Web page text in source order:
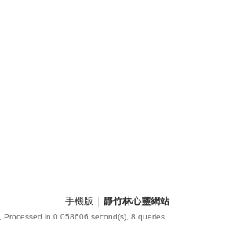
手機版 靜竹林心靈網站
, Processed in 0.058606 second(s), 8 queries .